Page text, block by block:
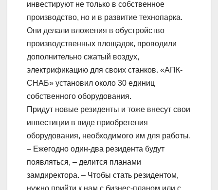
инвестируют не только в собственное
производство, но и в развитие технопарка.
Они делали вложения в обустройство
производственных площадок, проводили
дополнительно сжатый воздух,
электрификацию для своих станков. «АПК-
СНАБ» установил около 30 единиц
собственного оборудования.
Придут новые резиденты и тоже внесут свои
инвестиции в виде приобретения
оборудования, необходимого им для работы.
– Ежегодно один-два резидента будут
появляться, – делится планами
замдиректора. – Чтобы стать резидентом,